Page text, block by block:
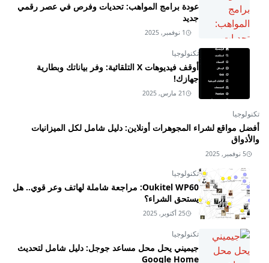
عودة برامج المواهب: تحديات وفرص في عصر رقمي
جديد
1 نوفمبر, 2025
تكنولوجيا
أوقف فيديوهات X التلقائية: وفر بياناتك وبطارية
جهازك!
21 مارس, 2025
تكنولوجيا
أفضل مواقع لشراء المجوهرات أونلاين: دليل شامل لكل الميزانيات
والأذواق
5 نوفمبر, 2025
تكنولوجيا
Oukitel WP60: مراجعة شاملة لهاتف وعر قوي.. هل
يستحق الشراء؟
25 أكتوبر, 2025
تكنولوجيا
جيميني يحل محل مساعد جوجل: دليل شامل لتحديث
Google Home